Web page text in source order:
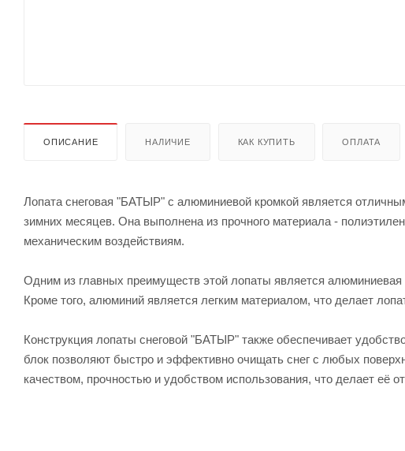
ОПИСАНИЕ НАЛИЧИЕ КАК КУПИТЬ ОПЛАТА
Лопата снеговая "БАТЫР" с алюминиевой кромкой является
зимних месяцев. Она выполнена из прочного материала -
механическим воздействиям.
Одним из главных преимуществ этой лопаты является алюминиевая
Кроме того, алюминий является легким материалом, что делает
Конструкция лопаты снеговой "БАТЫР" также обеспечивает
блок позволяют быстро и эффективно очищать снег с любых
качеством, прочностью и удобством использования, что делает